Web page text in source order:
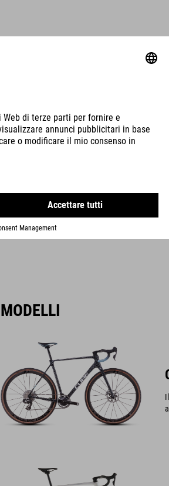
CROSS
CYCLOCROSS FOR CHAMPIONS
Questa è l’originale. Sviluppata in
alla Coppa del mondo di ciclocross e
di alta gamma, la Cross Race C:68X è la
Con il carbonio C:68X® di alta qualità al
"telaio da cross" più leggero, e questa è
MODELLI